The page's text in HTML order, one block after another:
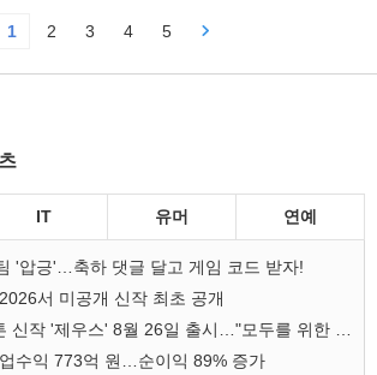
1 2 3 4 5
IT 유머 연예
'압긍'…축하 댓글 달고 게임 코드 받자!
서 미공개 신작 최초 공개
수익 773억 원…순이익 89% 증가